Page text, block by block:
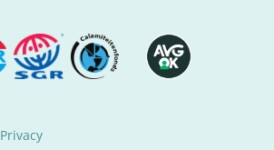
Privacy